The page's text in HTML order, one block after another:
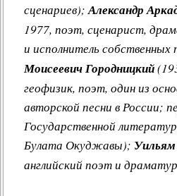
сценариев);Александр
1977, поэт, сценарист,
и исполнитель собственных
Моисеевич Городницкий
геофизик, поэт, один из
авторской песни в России;
Государственной
Булата Окуджавы);
английский поэт и